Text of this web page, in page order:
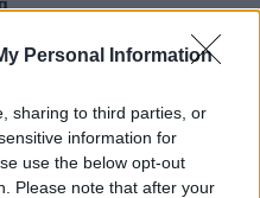
Personal Information
sharing to third parties, or
information for
use the below opt-out
Please note that after your
από το ούτε πόλεμος